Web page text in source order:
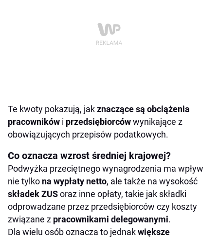
Te kwoty pokazują, jakznaczące są obciążenia
pracowników i przedsiębiorcówwynikające z
obowiązujących przepisów podatkowych.
Co oznacza wzrost średniej krajowej?
Podwyżka przeciętnego wynagrodzenia ma wpływ
nie tylko na wypłaty netto, ale także na wysokość
składek ZUSoraz inne opłaty, takie jak składki
odprowadzane przez przedsiębiorców czy koszty
związane z pracownikami delegowanymi.
Dla wielu osób oznacza to jednakwiększe